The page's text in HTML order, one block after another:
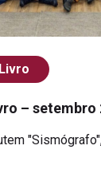
– setembro